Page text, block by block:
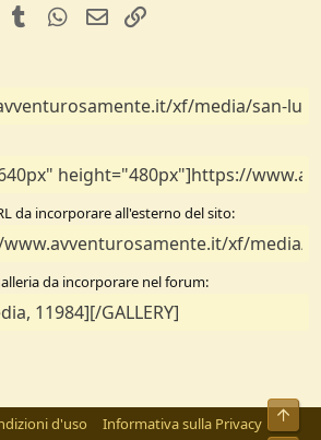
PinterestTumblrWhatsApp
e-mail
da incorporare all'esterno del sito
da incorporare nel forum
d'uso
Informativa sulla Privacy
Alto